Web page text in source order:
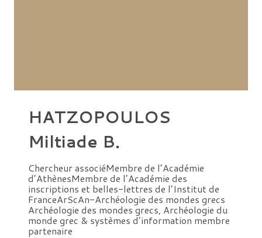
HATZOPOULOS
Miltiade B.
Chercheur associéMembre de l’Académie
d’AthènesMembre de l’Académie des
inscriptions et belles-lettres de l’Institut de
FranceArScAn-Archéologie des mondes grecs
Archéologie des mondes grecs, Archéologie du
monde grec & systèmes d’information membre
partenaire